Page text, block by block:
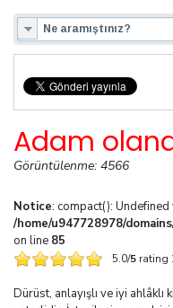
Adam
Görüntülenme: 4566
Notice: compact():
/home/u947728978/
on line 85
5.0/5 rating
Dürüst, anlayışlı ve iyi